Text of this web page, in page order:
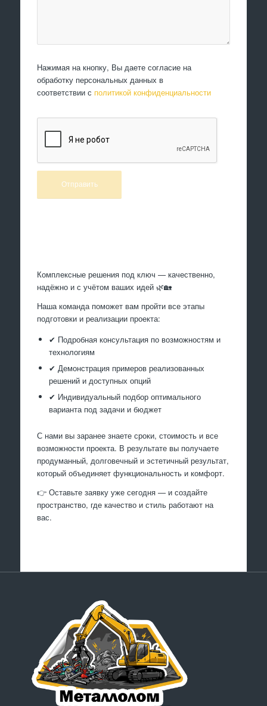
Нажимая на кнопку, Вы даете согласие на
обработку персональных данных в
соответствии с политикой конфиденциальности
Комплексные решения под ключ — качественно,
надёжно и с учётом ваших идей 🌿🏡
Наша команда поможет вам пройти все этапы
подготовки и реализации проекта:
✔ Подробная консультация по возможностям и
технологиям
✔ Демонстрация примеров реализованных
решений и доступных опций
✔ Индивидуальный подбор оптимального
варианта под задачи и бюджет
С нами вы заранее знаете сроки, стоимость и все
возможности проекта. В результате вы получаете
продуманный, долговечный и эстетичный результат,
который объединяет функциональность и комфорт.
👉 Оставьте заявку уже сегодня — и создайте
пространство, где качество и стиль работают на
вас.